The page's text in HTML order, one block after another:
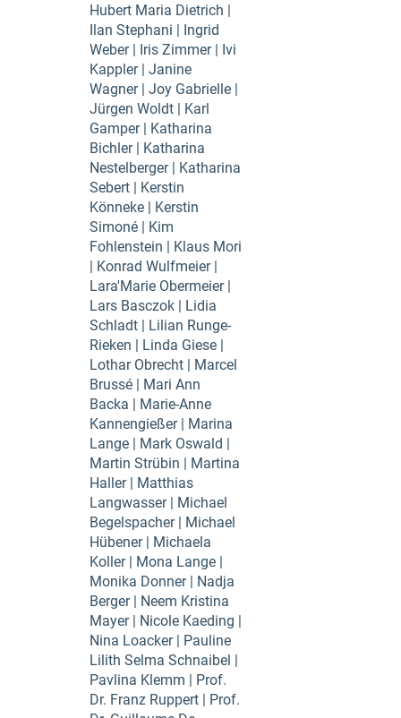
Hubert Maria Dietrich |
Ilan Stephani | Ingrid
Weber | Iris Zimmer | Ivi
Kappler | Janine
Wagner | Joy Gabrielle |
Jürgen Woldt | Karl
Gamper | Katharina
Bichler | Katharina
Nestelberger | Katharina
Sebert | Kerstin
Könneke | Kerstin
Simoné | Kim
Fohlenstein | Klaus Mori
| Konrad Wulfmeier |
Lara'Marie Obermeier |
Lars Basczok | Lidia
Schladt | Lilian Runge-
Rieken | Linda Giese |
Lothar Obrecht | Marcel
Brussé | Mari Ann
Backa | Marie-Anne
Kannengießer | Marina
Lange | Mark Oswald |
Martin Strübin | Martina
Haller | Matthias
Langwasser | Michael
Begelspacher | Michael
Hübener | Michaela
Koller | Mona Lange |
Monika Donner | Nadja
Berger | Neem Kristina
Mayer | Nicole Kaeding |
Nina Loacker | Pauline
Lilith Selma Schnaibel |
Pavlina Klemm | Prof.
Dr. Franz Ruppert | Prof.